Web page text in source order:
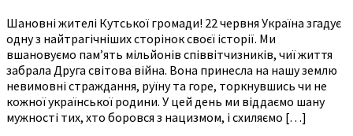
Шановні жителі Кутської громади! 22 червня Україна згадує
одну з найтрагічніших сторінок своєї історії. Ми
вшановуємо пам’ять мільйонів співвітчизників, чиї життя
забрала Друга світова війна. Вона принесла на нашу землю
невимовні страждання, руїну та горе, торкнувшись чи не
кожної української родини. У цей день ми віддаємо шану
мужності тих, хто боровся з нацизмом, і схиляємо […]